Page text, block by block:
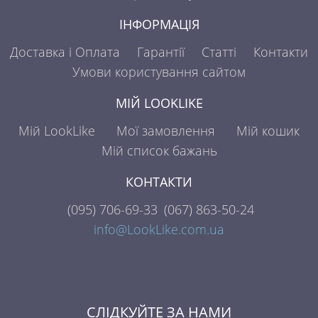
ІНФОРМАЦІЯ
Доставка і Оплата
Гарантії Статті
Контакти
Умови користування сайтом
МІЙ LOOKLIKE
Мій LookLike
Мої замовлення
Мій кошик
Мій список бажань
КОНТАКТИ
(095) 706-69-33 (067) 863-50-24
info@LookLike.com.ua
СЛІДКУЙТЕ ЗА НАМИ